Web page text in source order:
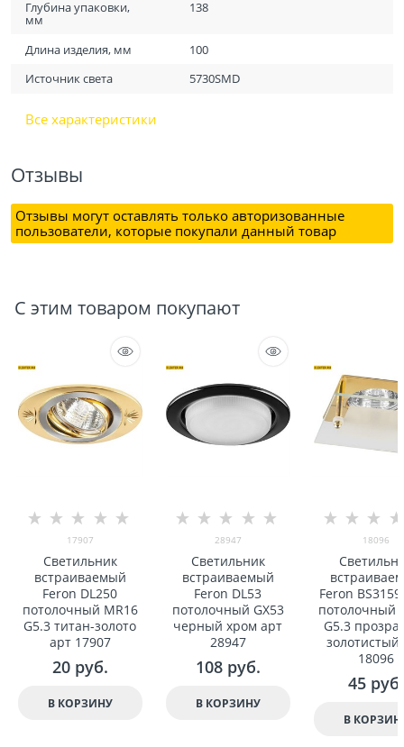
Глубина упаковки,
мм
138
Длина изделия, мм
100
Источник света
5730SMD
Все характеристики
Отзывы
Отзывы могут оставлять только авторизованные
пользователи, которые покупали данный товар
С этим товаром покупают
17907
Светильник
встраиваемый
Feron DL250
потолочный MR16
G5.3 титан-золото
арт 17907
20 руб.
В КОРЗИНУ
28947
Светильник
встраиваемый
Feron DL53
потолочный GX53
черный хром арт
28947
108 руб.
В КОРЗИНУ
18096
Feron
потолочный
G5.3
золотистый
18096
45 руб.
В